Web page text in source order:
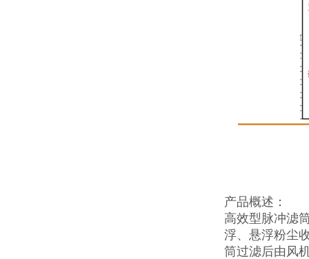
产品概述：
高效型脉冲滤
浮、悬浮粉尘
筒过滤后由风